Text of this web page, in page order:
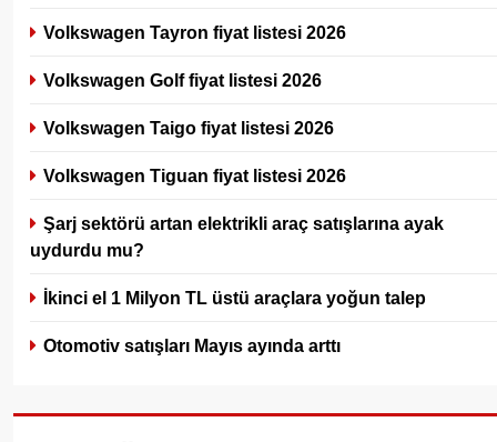
Volkswagen Tayron fiyat listesi 2026
Volkswagen Golf fiyat listesi 2026
Volkswagen Taigo fiyat listesi 2026
Volkswagen Tiguan fiyat listesi 2026
Şarj sektörü artan elektrikli araç satışlarına ayak
uydurdu mu?
İkinci el 1 Milyon TL üstü araçlara yoğun talep
Otomotiv satışları Mayıs ayında arttı